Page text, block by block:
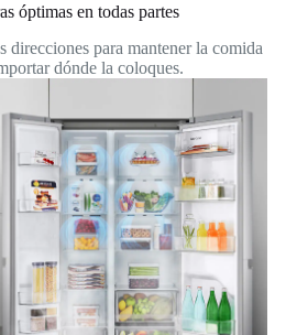
óptimas en todas partes
direcciones para mantener la comida
dónde la coloques.